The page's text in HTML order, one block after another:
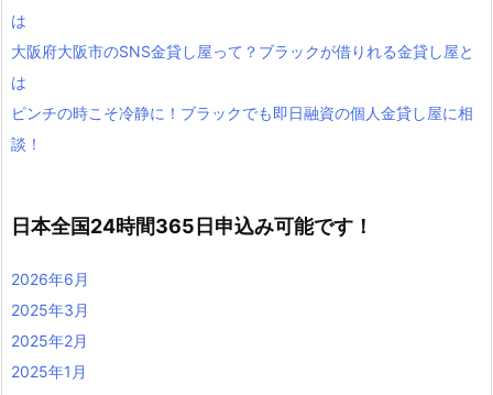
は
大阪府大阪市のSNS金貸し屋って？ブラックが借りれる金貸し屋と
は
ピンチの時こそ冷静に！ブラックでも即日融資の個人金貸し屋に相
談！
日本全国24時間365日申込み可能です！
2026年6月
2025年3月
2025年2月
2025年1月